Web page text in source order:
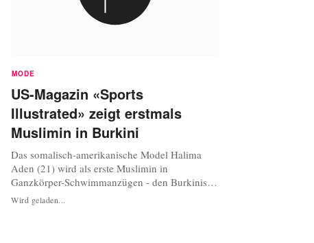
MODE
US-Magazin «Sports
Illustrated» zeigt erstmals
Muslimin in Burkini
Das somalisch-amerikanische Model Halima
Aden (21) wird als erste Muslimin in
Ganzkörper-Schwimmanzügen - den Burkinis -
und mit Hidschab in einer Sonderausgabe des
US-Magazins «Sports Illustrated» zu sehen sein.
Wird geladen...